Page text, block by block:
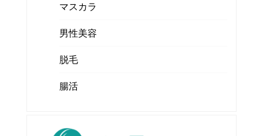
マスカラ
男性美容
脱毛
腸活